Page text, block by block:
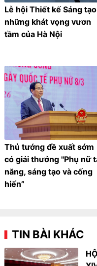
Lễ hội Thiết kế Sáng
những khát vọng vươn
tầm của Hà Nội
Thủ tướng đề xuất sớm
có giải thưởng "Phụ nữ
năng, sáng tạo và cống
hiến”
TIN BÀI KHÁC